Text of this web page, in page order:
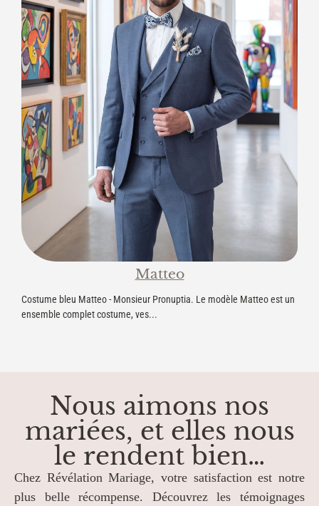
Matteo
Costume bleu Matteo - Monsieur Pronuptia. Le modèle Matteo est un
ensemble complet costume, ves...
Nous aimons nos
mariées, et elles nous
le rendent bien…
Chez Révélation Mariage, votre satisfaction est notre
plus belle récompense. Découvrez les témoignages